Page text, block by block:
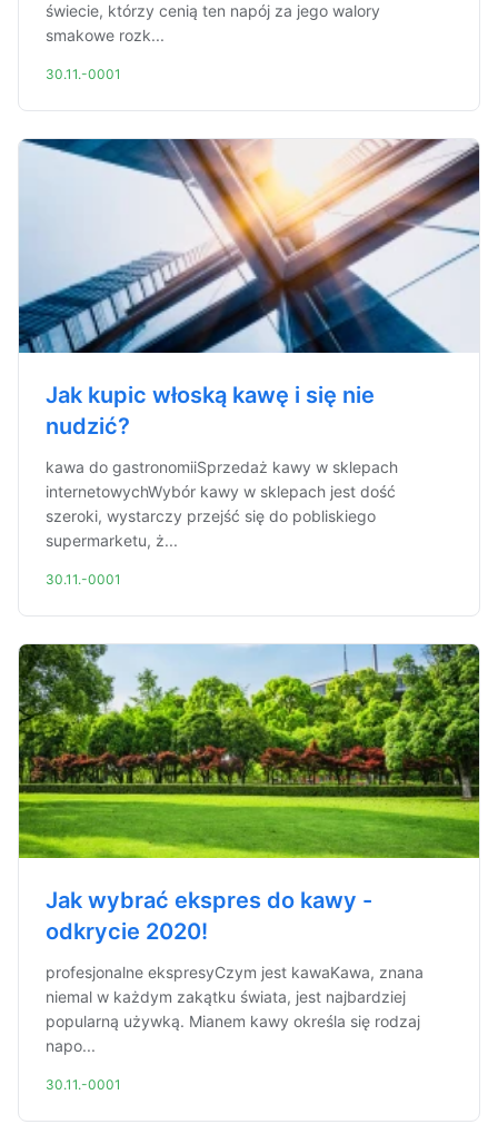
świecie, którzy cenią ten napój za jego walory
smakowe rozk...
30.11.-0001
Jak kupic włoską kawę i się nie
nudzić?
kawa do gastronomiiSprzedaż kawy w sklepach
internetowychWybór kawy w sklepach jest dość
szeroki, wystarczy przejść się do pobliskiego
supermarketu, ż...
30.11.-0001
Jak wybrać ekspres do kawy -
odkrycie 2020!
profesjonalne ekspresyCzym jest kawaKawa, znana
niemal w każdym zakątku świata, jest najbardziej
popularną używką. Mianem kawy określa się rodzaj
napo...
30.11.-0001